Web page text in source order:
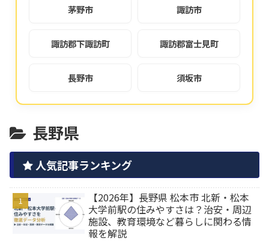
茅野市 諏訪市
諏訪郡下諏訪町 諏訪郡富士見町
長野市 須坂市
長野県
人気記事ランキング
【2026年】長野県 松本市 北新・松本
大学前駅の住みやすさは？治安・周辺
施設、教育環境など暮らしに関わる情
報を解説